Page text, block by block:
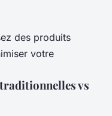
des produits
votre
vs